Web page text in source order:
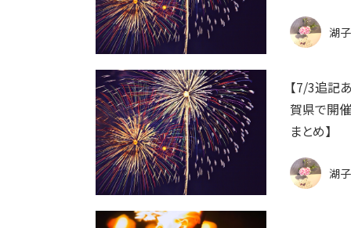
湖子
【7/3追記
賀県で開
まとめ】
湖子